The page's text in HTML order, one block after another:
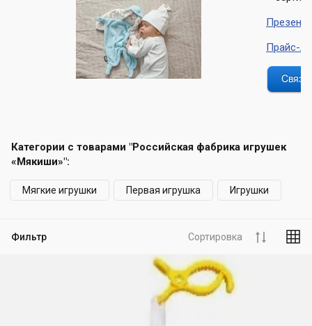
Прайс-
Категории с товарами "Российская фабрика игрушек
«Мякиши»":
Мягкие игрушки Первая игрушка Игрушки
Фильтр Сортировка